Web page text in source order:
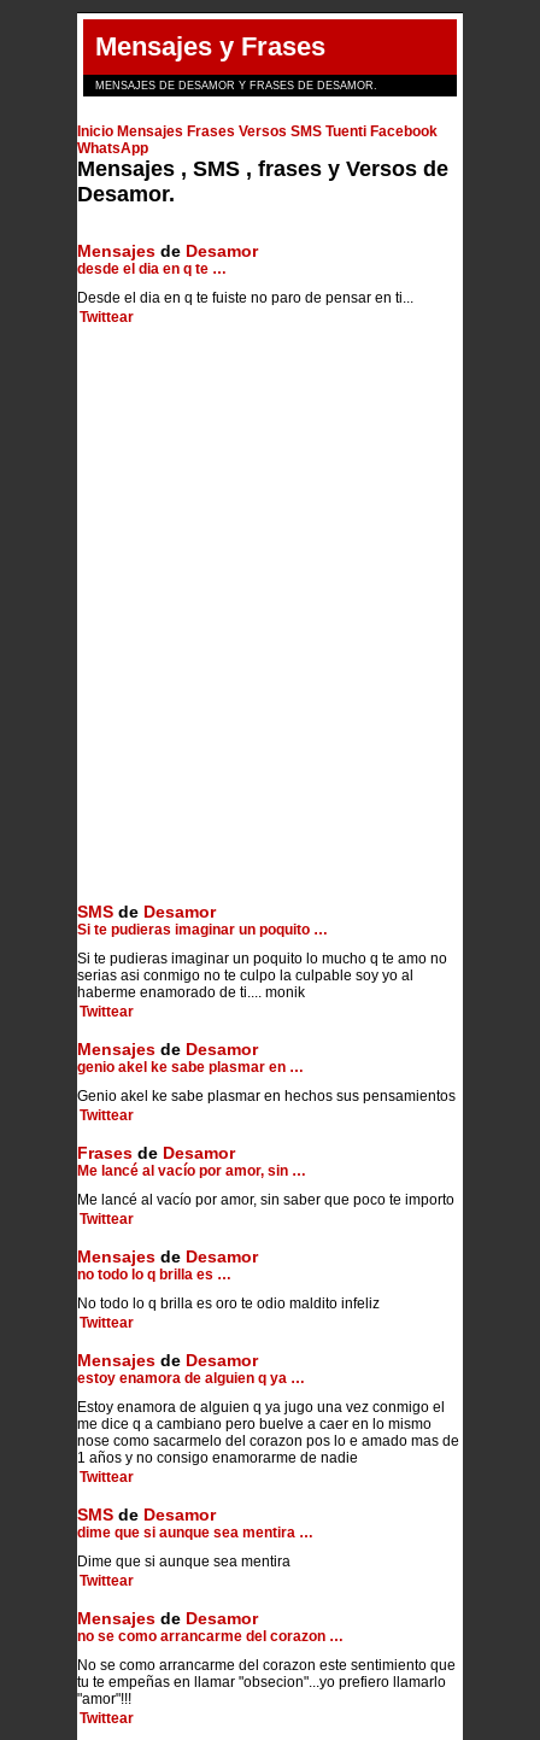
Mensajes y Frases
MENSAJES DE DESAMOR Y FRASES DE DESAMOR.
Inicio Mensajes Frases Versos SMS Tuenti Facebook
WhatsApp
Mensajes , SMS , frases y Versos de
Desamor.
Mensajes de Desamor
desde el dia en q te …
Desde el dia en q te fuiste no paro de pensar en ti...
Twittear
SMS de Desamor
Si te pudieras imaginar un poquito …
Si te pudieras imaginar un poquito lo mucho q te amo no
serias asi conmigo no te culpo la culpable soy yo al
haberme enamorado de ti.... monik
Twittear
Mensajes de Desamor
genio akel ke sabe plasmar en …
Genio akel ke sabe plasmar en hechos sus pensamientos
Twittear
Frases de Desamor
Me lancé al vacío por amor, sin …
Me lancé al vacío por amor, sin saber que poco te importo
Twittear
Mensajes de Desamor
no todo lo q brilla es …
No todo lo q brilla es oro te odio maldito infeliz
Twittear
Mensajes de Desamor
estoy enamora de alguien q ya …
Estoy enamora de alguien q ya jugo una vez conmigo el
me dice q a cambiano pero buelve a caer en lo mismo
nose como sacarmelo del corazon pos lo e amado mas de
1 años y no consigo enamorarme de nadie
Twittear
SMS de Desamor
dime que si aunque sea mentira …
Dime que si aunque sea mentira
Twittear
Mensajes de Desamor
no se como arrancarme del corazon …
No se como arrancarme del corazon este sentimiento que
tu te empeñas en llamar "obsecion"...yo prefiero llamarlo
"amor"!!!
Twittear